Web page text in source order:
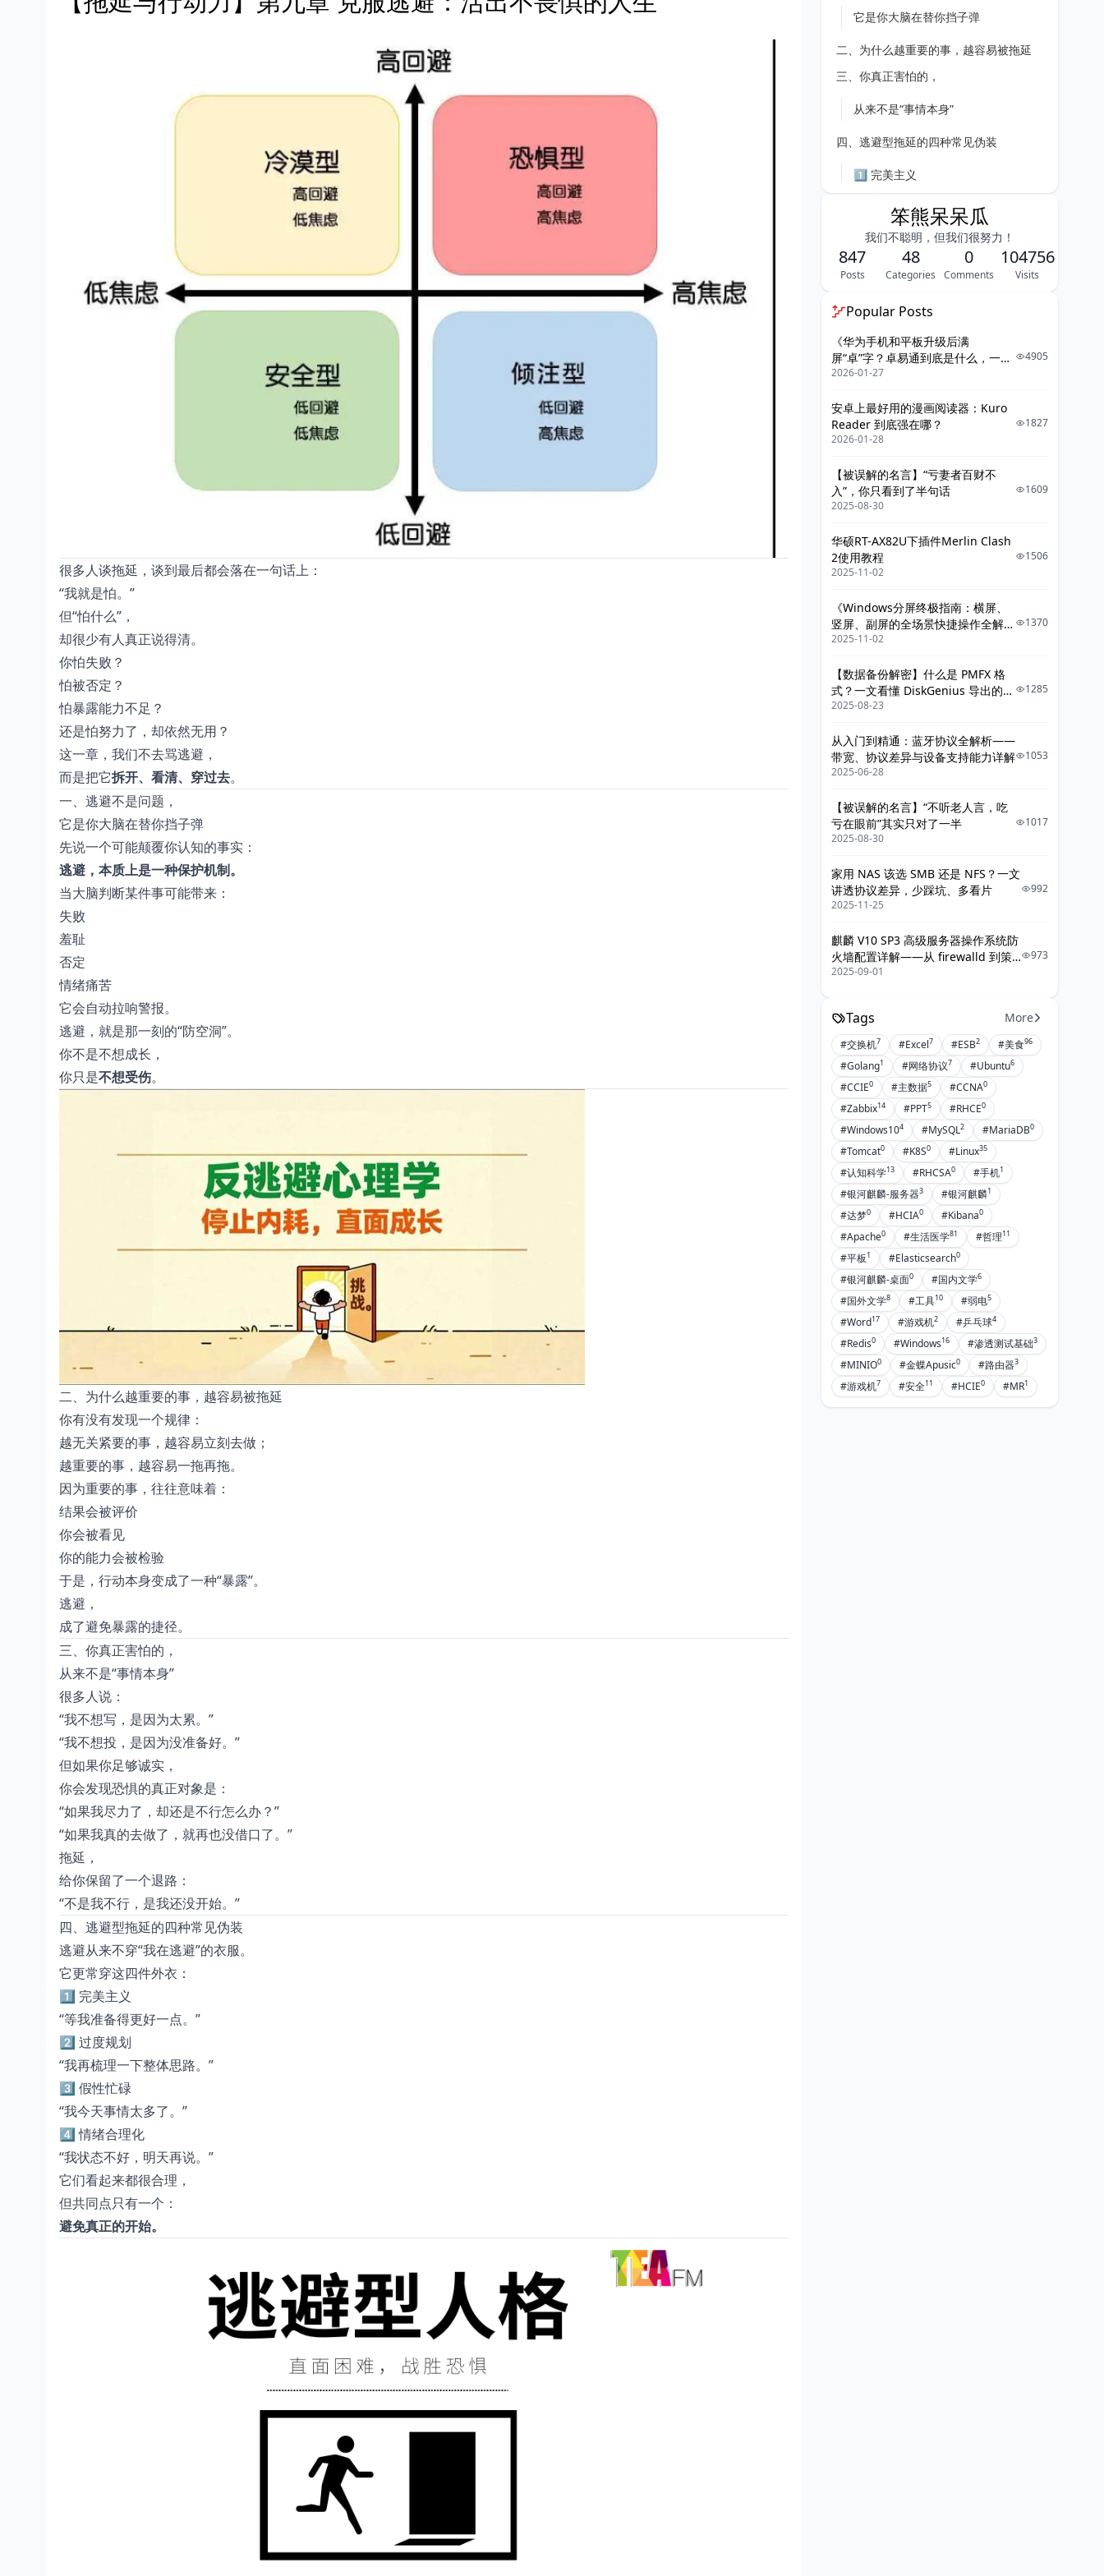
很多人谈拖延，谈到最后都会落在一句话上：
“我就是怕。”
但“怕什么”，
却很少有人真正说得清。
你怕失败？
怕被否定？
怕暴露能力不足？
还是怕努力了，却依然无用？
这一章，我们不去骂逃避，
而是把它拆开、看清、穿过去。
一、逃避不是问题，
它是你大脑在替你挡子弹
先说一个可能颠覆你认知的事实：
逃避，本质上是一种保护机制。
当大脑判断某件事可能带来：
失败
羞耻
否定
情绪痛苦
它会自动拉响警报。
逃避，就是那一刻的“防空洞”。
你不是不想成长，
你只是不想受伤。
二、为什么越重要的事，越容易被拖延
你有没有发现一个规律：
越无关紧要的事，越容易立刻去做；
越重要的事，越容易一拖再拖。
因为重要的事，往往意味着：
结果会被评价
你会被看见
你的能力会被检验
于是，行动本身变成了一种“暴露”。
逃避，
成了避免暴露的捷径。
三、你真正害怕的，
从来不是“事情本身”
很多人说：
“我不想写，是因为太累。”
“我不想投，是因为没准备好。”
但如果你足够诚实，
你会发现恐惧的真正对象是：
“如果我尽力了，却还是不行怎么办？”
“如果我真的去做了，就再也没借口了。”
拖延，
给你保留了一个退路：
“不是我不行，是我还没开始。”
四、逃避型拖延的四种常见伪装
逃避从来不穿“我在逃避”的衣服。
它更常穿这四件外衣：
1️⃣ 完美主义
“等我准备得更好一点。”
2️⃣ 过度规划
“我再梳理一下整体思路。”
3️⃣ 假性忙碌
“我今天事情太多了。”
4️⃣ 情绪合理化
“我状态不好，明天再说。”
它们看起来都很合理，
但共同点只有一个：
避免真正的开始。
它是你大脑在替你挡子弹
二、为什么越重要的事，越容易被拖延
三、你真正害怕的，
从来不是“事情本身”
四、逃避型拖延的四种常见伪装
1️⃣ 完美主义
3️⃣ 假性忙碌
4️⃣ 情绪合理化
五、真正的转折点：
从“避免失败”转向“承受不适”
六、拆解恐惧最有效的方式：
七、允许自己“不体面”，
八、从逃避到前进，只需要一个微转向
九、本章的核心结论
笨熊呆呆瓜
我们不聪明，但我们很努力！
847
Posts
48
Categories
0
Comments
104756
Visits
Popular Posts
《华为手机和平板升级后满
屏“卓”字？卓易通到底是什么，一篇
给你讲明白》
2026-01-27
4905
安卓上最好用的漫画阅读器：Kuro
Reader 到底强在哪？
2026-01-28
1827
【被误解的名言】“亏妻者百财不
入”，你只看到了半句话
2025-08-30
1609
华硕RT-AX82U下插件Merlin Clash
2使用教程
2025-11-02
1506
《Windows分屏终极指南：横屏、
竖屏、副屏的全场景快捷操作全解
析》
2025-11-02
1370
【数据备份解密】什么是 PMFX 格
式？一文看懂 DiskGenius 导出的整
机系统镜像
2025-08-23
1285
从入门到精通：蓝牙协议全解析——
带宽、协议差异与设备支持能力详解
2025-06-28
1053
【被误解的名言】“不听老人言，吃
亏在眼前”其实只对了一半
2025-08-30
1017
家用 NAS 该选 SMB 还是 NFS？一文
讲透协议差异，少踩坑、多看片
2025-11-25
992
麒麟 V10 SP3 高级服务器操作系统防
火墙配置详解——从 firewalld 到策
略落地的最佳实践
2025-09-01
973
Tags More
#交换机7 #Excel7 #ESB2 #美食96
#Golang1 #网络协议7 #Ubuntu6
#CCIE0 #主数据5 #CCNA0
#Zabbix14 #PPT5 #RHCE0
#Windows104 #MySQL2 #MariaDB0
#Tomcat0 #K8S0 #Linux35
#认知科学13 #RHCSA0 #手机1
#银河麒麟-服务器3 #银河麒麟1
#达梦0 #HCIA0 #Kibana0
#Apache0 #生活医学81 #哲理11
#平板1 #Elasticsearch0
#银河麒麟-桌面0 #国内文学6
#国外文学8 #工具10 #弱电5
#Word17 #游戏机2 #乒乓球4
#Redis0 #Windows16 #渗透测试基础3
#MINIO0 #金蝶Apusic0 #路由器3
#游戏机7 #安全11 #HCIE0 #MR1